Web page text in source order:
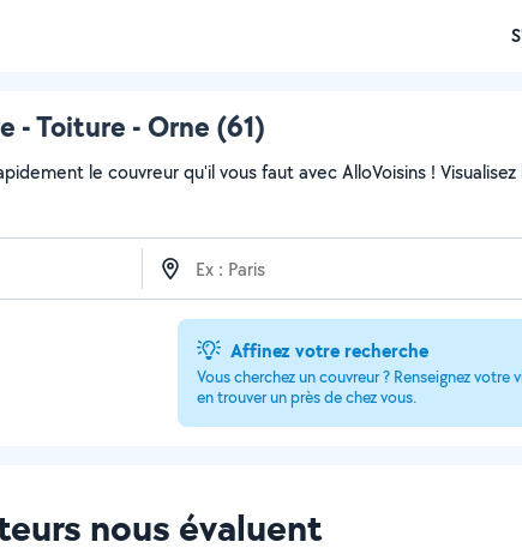
- Toiture - Orne (61)
le couvreur qu'il vous faut avec AlloVoisins !
Affinez votre recherche
Vous cherchez un couvreur ? Renseignez votre
en trouver un près de chez vous.
nous évaluent